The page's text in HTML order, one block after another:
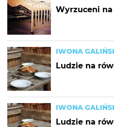
Wyrzuceni
IWONA
Ludzie na
IWONA
Ludzie na